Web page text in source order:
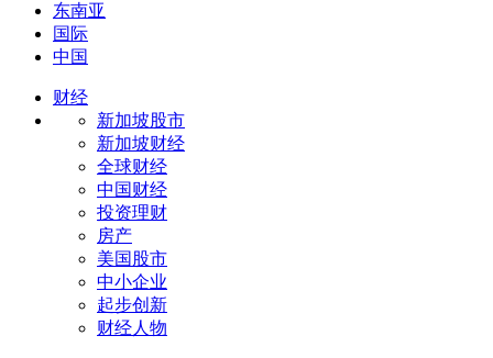
东南亚
国际
中国
财经
新加坡股市
新加坡财经
全球财经
中国财经
投资理财
房产
美国股市
中小企业
起步创新
财经人物